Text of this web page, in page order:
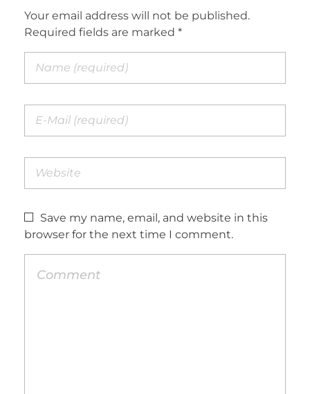
Your email address will not be published.
Required fields are marked *
Save my name, email, and website in this
browser for the next time I comment.